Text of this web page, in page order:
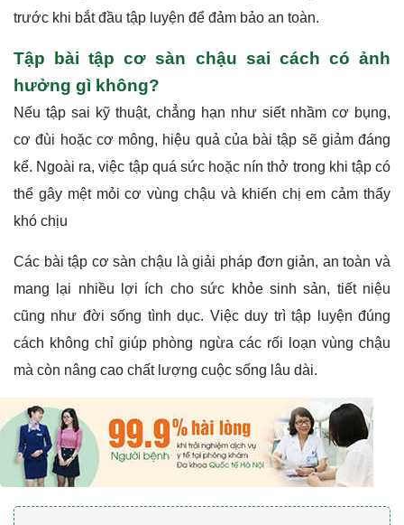
trước khi bắt đầu tập luyện để đảm bảo an toàn.
Tập bài tập cơ sàn chậu sai cách có ảnh
hưởng gì không?
Nếu tập sai kỹ thuật, chẳng hạn như siết nhầm cơ bụng,
cơ đùi hoặc cơ mông, hiệu quả của bài tập sẽ giảm đáng
kể. Ngoài ra, việc tập quá sức hoặc nín thở trong khi tập có
thể gây mệt mỏi cơ vùng chậu và khiến chị em cảm thấy
khó chịu
Các bài tập cơ sàn chậu là giải pháp đơn giản, an toàn và
mang lại nhiều lợi ích cho sức khỏe sinh sản, tiết niệu
cũng như đời sống tình dục. Việc duy trì tập luyện đúng
cách không chỉ giúp phòng ngừa các rối loạn vùng chậu
mà còn nâng cao chất lượng cuộc sống lâu dài.